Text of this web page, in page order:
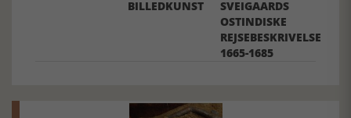
BILLEDKUNST
SVEIGAARDS
OSTINDISKE
REJSEBESKRIVELSE
1665-1685